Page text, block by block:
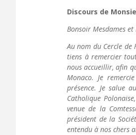
Discours de
Bonsoir Mesdames
Au nom du Cercle de
tiens à remercier
nous accueillir, afin
Monaco. Je
présence. Je salue
Catholique
venue de la
président de la
entendu à nos chers